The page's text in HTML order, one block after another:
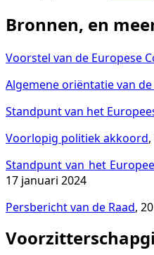
Bronnen, en
Voorstel van de Europese
Algemene oriëntatie van de
Standpunt van het
Voorlopig politiek akkoord
Standpunt van het
17 januari 2024
Persbericht van de Raad,